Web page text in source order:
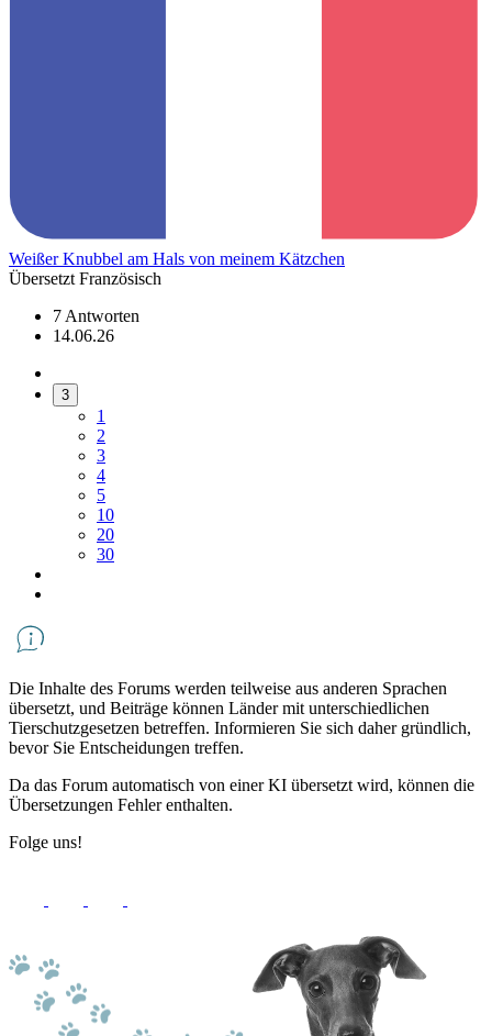
Weißer Knubbel am Hals von meinem Kätzchen
Übersetzt Französisch
7 Antworten
14.06.26
3
1
2
3
4
5
10
20
30
Die Inhalte des Forums werden teilweise aus anderen Sprachen
übersetzt, und Beiträge können Länder mit unterschiedlichen
Tierschutzgesetzen betreffen. Informieren Sie sich daher gründlich,
bevor Sie Entscheidungen treffen.
Da das Forum automatisch von einer KI übersetzt wird, können die
Übersetzungen Fehler enthalten.
Folge uns!